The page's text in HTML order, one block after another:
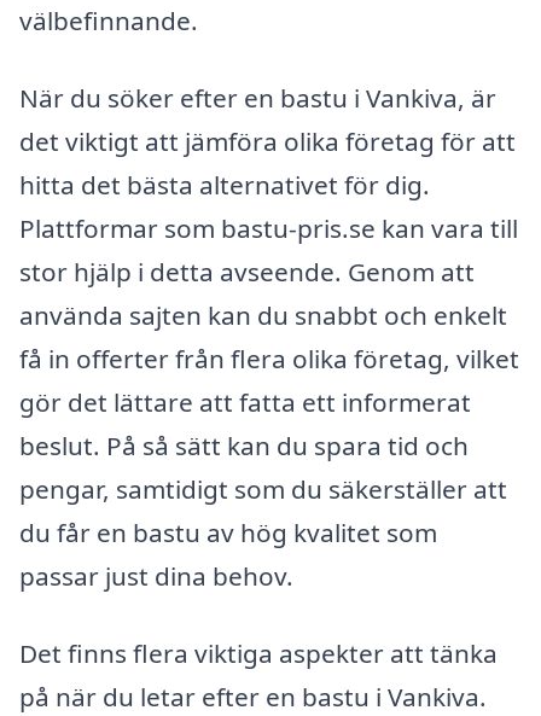
välbefinnande.
När du söker efter en bastu i Vankiva, är
det viktigt att jämföra olika företag för att
hitta det bästa alternativet för dig.
Plattformar som bastu-pris.se kan vara till
stor hjälp i detta avseende. Genom att
använda sajten kan du snabbt och enkelt
få in offerter från flera olika företag, vilket
gör det lättare att fatta ett informerat
beslut. På så sätt kan du spara tid och
pengar, samtidigt som du säkerställer att
du får en bastu av hög kvalitet som
passar just dina behov.
Det finns flera viktiga aspekter att tänka
på när du letar efter en bastu i Vankiva.